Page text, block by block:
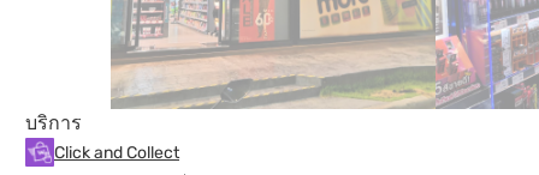
บริการ
Click and Collect